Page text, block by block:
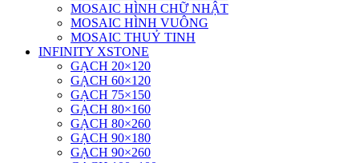
MOSAIC HÌNH CHỮ NHẬT
MOSAIC HÌNH VUÔNG
MOSAIC THUỶ TINH
INFINITY XSTONE
GẠCH 20×120
GẠCH 60×120
GẠCH 75×150
GẠCH 80×160
GẠCH 80×260
GẠCH 90×180
GẠCH 90×260